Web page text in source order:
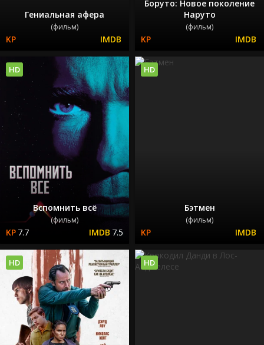
Гениальная афера
(фильм)
Боруто: Новое поколение
Наруто
(фильм)
Вспомнить всё
(фильм)
7.7 7.5
HD
Бэтмен
(фильм)
HD
HD HD